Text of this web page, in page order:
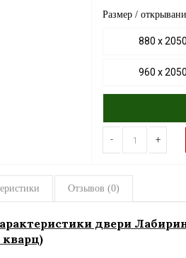
Размер /
880 х
960 х
- +
Отзывов (0)
двери